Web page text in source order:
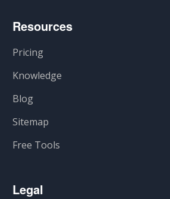
Resources
Pricing
Knowledge
Blog
Sitemap
Free Tools
Legal